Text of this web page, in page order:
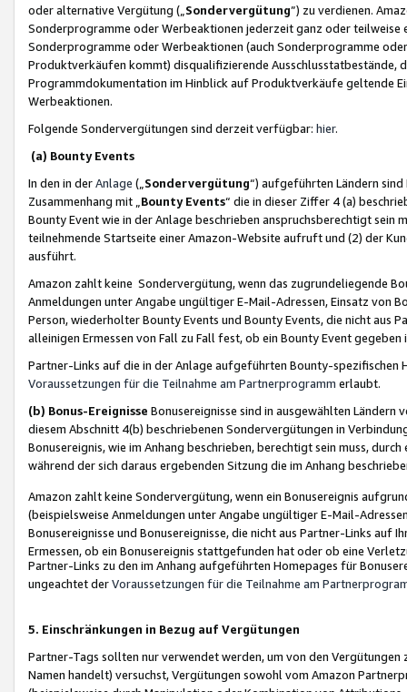
oder alternative Vergütung („ Sondervergütung”) zu verdienen.
Sonderprogramme oder Werbeaktionen jederzeit ganz oder
Sonderprogramme oder Werbeaktionen (auch Sonderprogramme
Produktverkäufen kommt) disqualifizierende Ausschlusstatbestände,
Programmdokumentation im Hinblick auf Produktverkäufe geltende
Werbeaktionen.
Folgende Sondervergütungen sind derzeit verfügbar: hier.
(a) Bounty Events
In den in derAnlage („ Sondervergütung“) aufgeführten Ländern
Zusammenhang mit „ Bounty Events“ die in dieser Ziffer 4 (a)
Bounty Event wie in der Anlage beschrieben anspruchsberechtigt sein
teilnehmende Startseite einer Amazon-Website aufruft und (2) der
ausführt.
Amazon zahlt keine Sondervergütung, wenn das zugrundeliegende
Anmeldungen unter Angabe ungültiger E-Mail-Adressen, Einsatz von
Person, wiederholter Bounty Events und Bounty Events, die nicht
alleinigen Ermessen von Fall zu Fall fest, ob ein Bounty Event
Partner-Links auf die in der Anlage aufgeführten Bounty-spezifischen
Voraussetzungen für die Teilnahme am Partnerprogramm erlaubt.
(b) Bonus-Ereignisse Bonusereignisse sind in ausgewählten Ländern
diesem Abschnitt 4(b) beschriebenen Sondervergütungen in
Bonusereignis, wie im Anhang beschrieben, berechtigt sein muss,
während der sich daraus ergebenden Sitzung die im Anhang
Amazon zahlt keine Sondervergütung, wenn ein Bonusereignis
(beispielsweise Anmeldungen unter Angabe ungültiger E-Mail-
Bonusereignisse und Bonusereignisse, die nicht aus Partner-Links auf
Ermessen, ob ein Bonusereignis stattgefunden hat oder ob eine
Partner-Links zu den im Anhang aufgeführten Homepages für
ungeachtet derVoraussetzungen für die Teilnahme am
5. Einschränkungen in Bezug auf Vergütungen
Partner-Tags sollten nur verwendet werden, um von den
Namen handelt) versuchst, Vergütungen sowohl vom Amazon